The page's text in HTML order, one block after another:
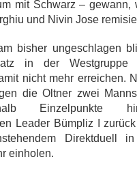
mit Schwarz – gewann,
und Nivin Jose
bisher ungeschlagen
in der
nicht mehr erreichen.
die Oltner zwei
Einzelpunkte
Leader Bümpliz I
Direktduell
einholen.